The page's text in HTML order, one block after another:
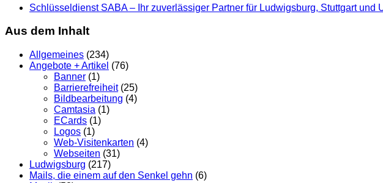
Schlüsseldienst SABA – Ihr zuverlässiger Partner für Ludwigsburg, Stuttgart und
Aus dem Inhalt
Allgemeines (234)
Angebote + Artikel (76)
Banner (1)
Barrierefreiheit(25)
Bildbearbeitung (4)
Camtasia (1)
ECards (1)
Logos (1)
Web-Visitenkarten (4)
Webseiten (31)
Ludwigsburg (217)
Mails, die einem auf den Senkel gehn (6)